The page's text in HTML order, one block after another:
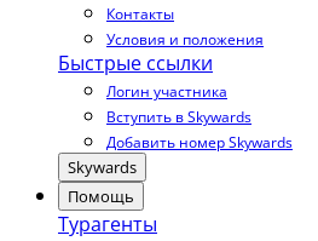
Контакты
Условия и положения
Быстрые ссылки
Логин участника
Вступить в Skywards
Добавить номер Skywards
Skywards
Помощь
Турагенты